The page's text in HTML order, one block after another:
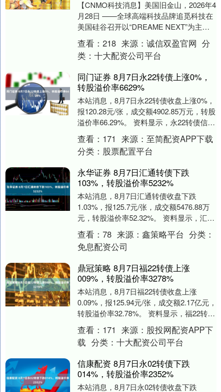
【CNMO科技消息】美国旧金山，2026年4
月28日 ——全球高端科技品牌追觅科技在
美国硅谷召开以“DREAME NEXT”为主题
的全球发布会，追觅冰箱作为其核....
查看： 218 来源： 诚信双盈官网 分
类： 十大配资公司平台
同门证券 8月7日永22转债上涨0%，
转股溢价率6629%
本站消息，8月7日永22转债收盘上涨0%，
报120.28元/张，成交额4902.85万元，转股
溢价率66.29%。 资料显示，永22转债信用
级别为“AA-”，债....
查看： 171 来源： 至简配资APP下载
分类： 股票配置平台
永华证券 8月7日汇通转债下跌
103%，转股溢价率5232%
本站消息，8月7日汇通转债收盘下跌
1.03%，报125.7元/张，成交额5476.88万
元，转股溢价率52.32%。 资料显示，汇通
转债信用级别为“AA-”，债....
查看： 78 来源： 鑫策略平台 分类：
免息配资公司
鼎冠策略 8月7日福22转债上涨
009%，转股溢价率3278%
本站消息，8月7日福22转债收盘上涨
0.09%，报125.94元/张，成交额2.17亿元，
转股溢价率32.78%。 资料显示，福22转债
信用级别为“AA”，债券....
查看： 171 来源： 股投网配资APP下
载 分类： 十大配资公司平台
信康配资 8月7日永02转债下跌
014%，转股溢价率2352%
本站消息，8月7日永02转债收盘下跌